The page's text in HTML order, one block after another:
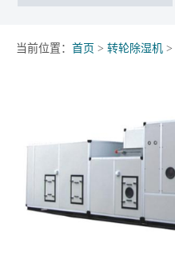
当前位置： 首页 > 转轮除湿机 >